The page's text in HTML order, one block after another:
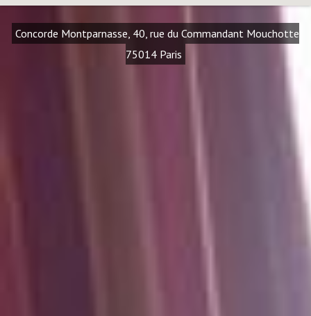
Concorde Montparnasse, 40, rue du Commandant Mouchotte
75014 Paris